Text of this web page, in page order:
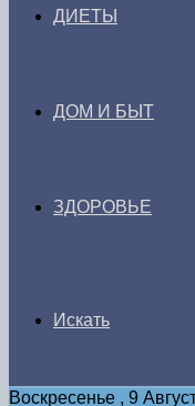
ДИЕТЫ
ДОМ И БЫТ
ЗДОРОВЬЕ
Искать
Воскресенье , 9